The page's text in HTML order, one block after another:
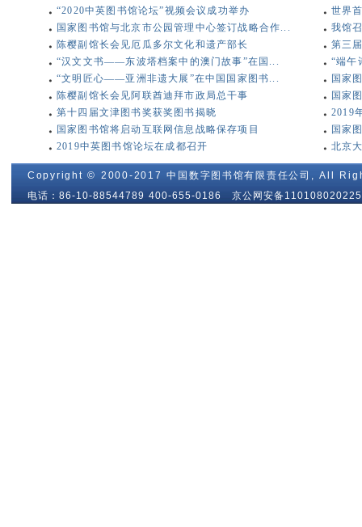
“2020中英图书馆论坛”视频会议成功举办
国家图书馆与北京市公园管理中心签订战略合作...
陈樱副馆长会见厄瓜多尔文化和遗产部长
“汉文文书——东波塔档案中的澳门故事”在国...
“文明匠心——亚洲非遗大展”在中国国家图书...
陈樱副馆长会见阿联酋迪拜市政局总干事
第十四届文津图书奖获奖图书揭晓
国家图书馆将启动互联网信息战略保存项目
2019中英图书馆论坛在成都召开
世界
我馆
第三
“端午
国家
国家
2019
国家
北京
Copyright © 2000-2017 中国数字图书馆有限责任公司, All
电话：86-10-88544789 400-655-0186 京公网安备